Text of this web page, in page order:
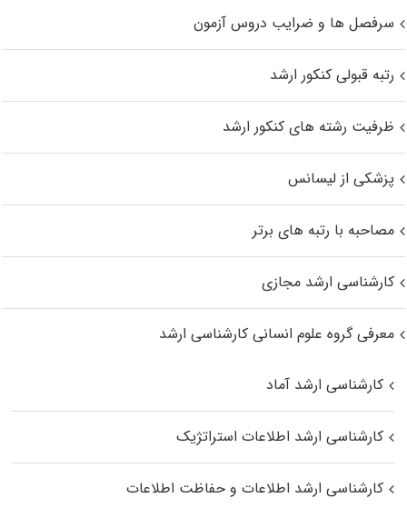
سرفصل ها و ضرایب دروس آزمون
رتبه قبولی کنکور ارشد
ظرفیت رشته های کنکور ارشد
پزشکی از لیسانس
مصاحبه با رتبه های برتر
کارشناسی ارشد مجازی
معرفی گروه علوم انسانی کارشناسی ارشد
کارشناسی ارشد آماد
کارشناسی ارشد اطلاعات استراتژیک
کارشناسی ارشد اطلاعات و حفاظت اطلاعات